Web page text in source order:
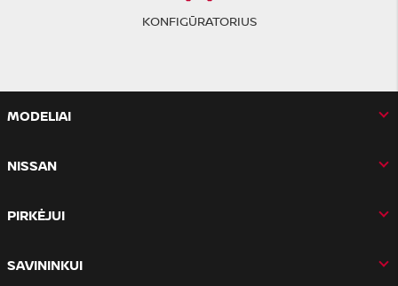
KONFIGŪRATORIUS
MODELIAI
NISSAN
PIRKĖJUI
SAVININKUI